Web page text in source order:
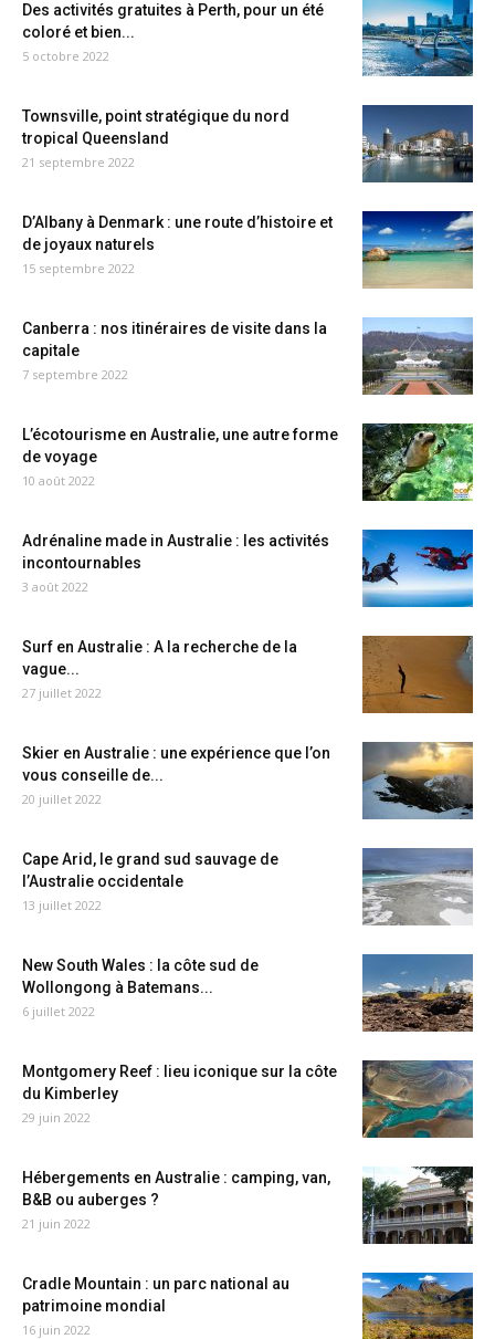
Des activités gratuites à Perth, pour un été
coloré et bien...
5 octobre 2022
Townsville, point stratégique du nord
tropical Queensland
21 septembre 2022
D’Albany à Denmark : une route d’histoire et
de joyaux naturels
15 septembre 2022
Canberra : nos itinéraires de visite dans la
capitale
7 septembre 2022
L’écotourisme en Australie, une autre forme
de voyage
10 août 2022
Adrénaline made in Australie : les activités
incontournables
3 août 2022
Surf en Australie : A la recherche de la
vague...
27 juillet 2022
Skier en Australie : une expérience que l’on
vous conseille de...
20 juillet 2022
Cape Arid, le grand sud sauvage de
l’Australie occidentale
13 juillet 2022
New South Wales : la côte sud de
Wollongong à Batemans...
6 juillet 2022
Montgomery Reef : lieu iconique sur la côte
du Kimberley
29 juin 2022
Hébergements en Australie : camping, van,
B&B ou auberges ?
21 juin 2022
Cradle Mountain : un parc national au
patrimoine mondial
16 juin 2022